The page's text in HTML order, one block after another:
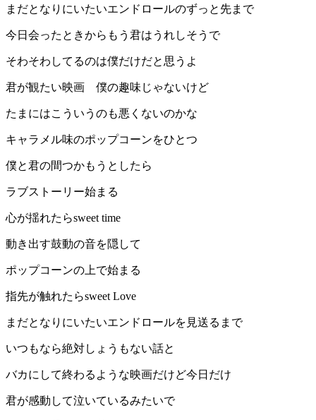
まだとなりにいたいエンドロールのずっと先まで
今日会ったときからもう君はうれしそうで
そわそわしてるのは僕だけだと思うよ
君が観たい映画 僕の趣味じゃないけど
たまにはこういうのも悪くないのかな
キャラメル味のポップコーンをひとつ
僕と君の間つかもうとしたら
ラブストーリー始まる
心が揺れたらsweet time
動き出す鼓動の音を隠して
ポップコーンの上で始まる
指先が触れたらsweet Love
まだとなりにいたいエンドロールを見送るまで
いつもなら絶対しょうもない話と
バカにして終わるような映画だけど今日だけ
君が感動して泣いているみたいで